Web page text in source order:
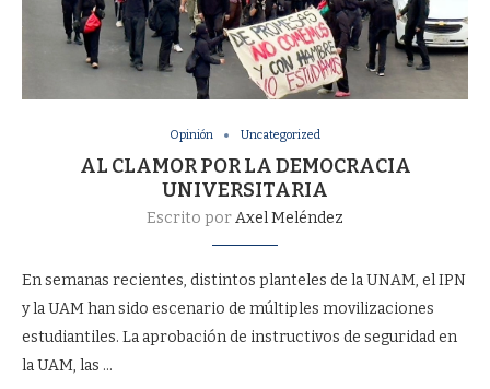
Opinión Uncategorized
AL CLAMOR POR LA DEMOCRACIA
UNIVERSITARIA
Escrito porAxel Meléndez
En semanas recientes, distintos planteles de la UNAM, el IPN
y la UAM han sido escenario de múltiples movilizaciones
estudiantiles. La aprobación de instructivos de seguridad en
la UAM, las …